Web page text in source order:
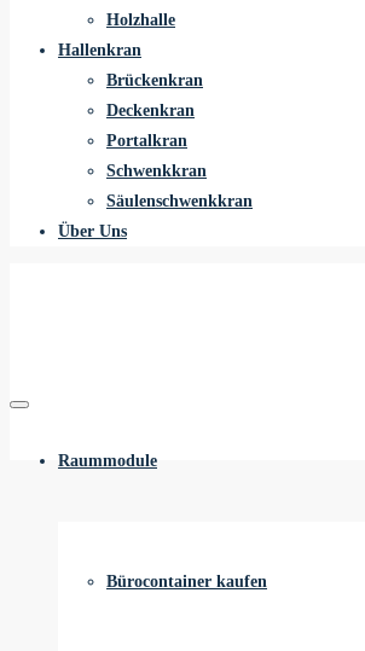
Holzhalle
Hallenkran
Brückenkran
Deckenkran
Portalkran
Schwenkkran
Säulenschwenkkran
Über Uns
Raummodule
Bürocontainer kaufen